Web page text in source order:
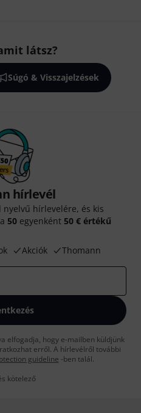
látsz?
Súgó & Visszajelzések
hírlevél
hírlevelére, és kis
50 egyenként 50 € értékű
Akciók Thomann
elfogadja, hogy e-mailben küldjünk
erről. A hírlevélről további
guideline -ben talál.
kötelező